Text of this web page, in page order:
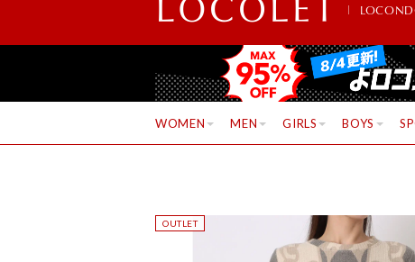
WOMEN MEN GIRLS BOYS